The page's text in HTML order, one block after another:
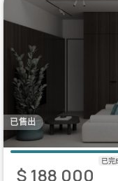
已售出
$ 188 000